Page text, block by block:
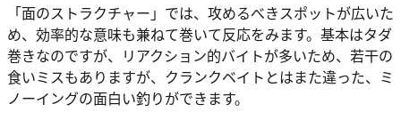
「面のストラクチャー」では、攻めるべきスポットが広いた
め、効率的な意味も兼ねて巻いて反応をみます。基本はタダ
巻きなのですが、リアクション的バイトが多いため、若干の
食いミスもありますが、クランクベイトとはまた違った、ミ
ノーイングの面白い釣りができます。